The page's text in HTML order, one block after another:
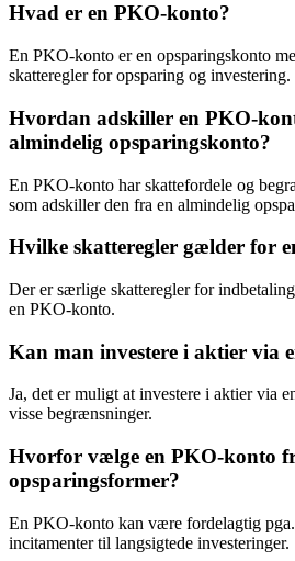
Hvad er en PKO-konto?
En PKO-konto er en opsparingskonto
skatteregler for opsparing og investering.
Hvordan adskiller en PKO-
almindelig opsparingskonto?
En PKO-konto har skattefordele og
som adskiller den fra en almindelig
Hvilke skatteregler gælder for
Der er særlige skatteregler for
en PKO-konto.
Kan man investere i aktier via
Ja, det er muligt at investere i aktier via
visse begrænsninger.
Hvorfor vælge en PKO-konto
opsparingsformer?
En PKO-konto kan være fordelagtig
incitamenter til langsigtede investeringer.